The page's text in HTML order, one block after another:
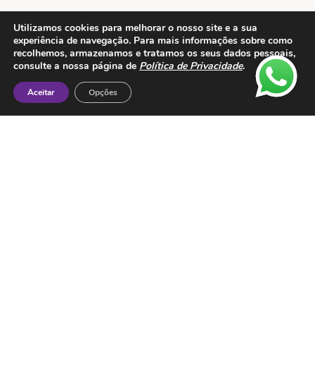
Legal
Política de Privacidade
Proteção de Dados
Utilizamos cookies para melhorar o nosso site e a sua
experiência de navegação. Para mais informações sobre como
recolhemos, armazenamos e tratamos os seus dados pessoais,
consulte a nossa página de Política de Privacidade.
Aceitar Opções